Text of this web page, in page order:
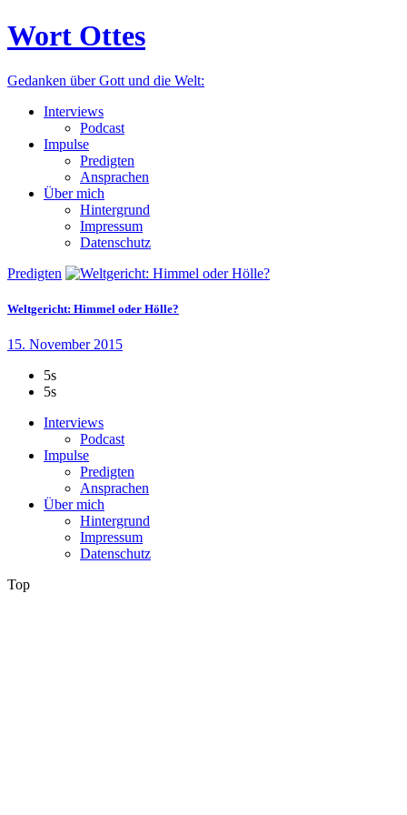
Wort Ottes
Gedanken über Gott und die Welt:
Interviews
Podcast
Impulse
Predigten
Ansprachen
Über mich
Hintergrund
Impressum
Datenschutz
Predigten
Weltgericht: Himmel oder Hölle?
15. November 2015
5s
5s
Interviews
Podcast
Impulse
Predigten
Ansprachen
Über mich
Hintergrund
Impressum
Datenschutz
Top